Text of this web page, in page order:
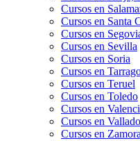
Cursos en
Cursos en Santa
Cursos en
Cursos en Sevilla
Cursos en Soria
Cursos en
Cursos en Teruel
Cursos en Toledo
Cursos en
Cursos en
Cursos en Zamora